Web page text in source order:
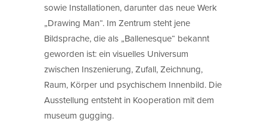
sowie Installationen, darunter das neue Werk
„Drawing Man“. Im Zentrum steht jene
Bildsprache, die als „Ballenesque“ bekannt
geworden ist: ein visuelles Universum
zwischen Inszenierung, Zufall, Zeichnung,
Raum, Körper und psychischem Innenbild. Die
Ausstellung entsteht in Kooperation mit dem
museum gugging.